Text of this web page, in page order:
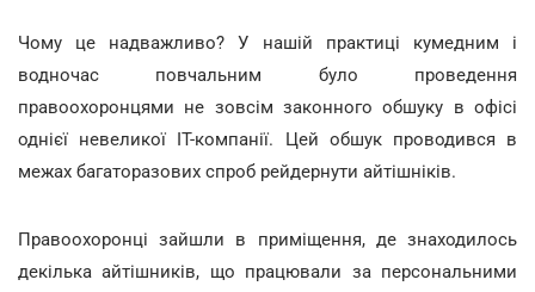
Чому це надважливо? У нашій практиці кумедним і
водночас повчальним було проведення
правоохоронцями не зовсім законного обшуку в офісі
однієї невеликої IT-компанії. Цей обшук проводився в
межах багаторазових спроб рейдернути айтішніків.
Правоохоронці зайшли в приміщення, де знаходилось
декілька айтішників, що працювали за персональними